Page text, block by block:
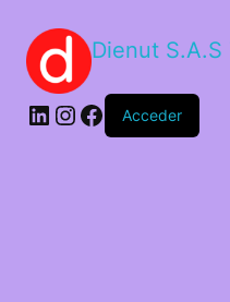
Dienut
Acceder